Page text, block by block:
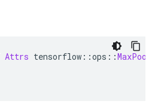
Attrs tensorflow ::ops ::